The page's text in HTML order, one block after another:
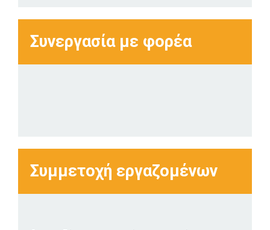
Συνεργασία με φορέα
Συμμετοχή εργαζομένων